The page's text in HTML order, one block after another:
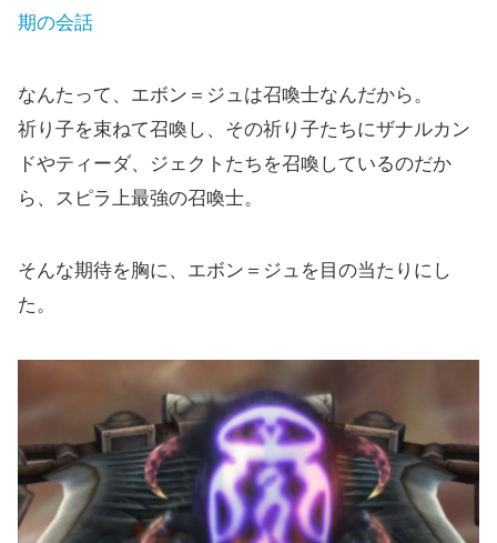
期の会話
なんたって、エボン＝ジュは召喚士なんだから。
祈り子を束ねて召喚し、その祈り子たちにザナルカン
ドやティーダ、ジェクトたちを召喚しているのだか
ら、スピラ上最強の召喚士。
そんな期待を胸に、エボン＝ジュを目の当たりにし
た。